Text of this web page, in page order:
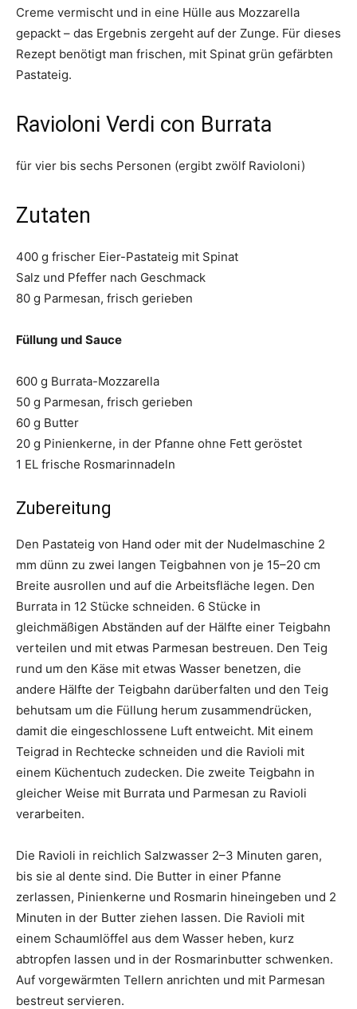
Creme vermischt und in eine Hülle aus Mozzarella
gepackt – das Ergebnis zergeht auf der Zunge. Für dieses
Rezept benötigt man frischen, mit Spinat grün gefärbten
Pastateig.
Ravioloni Verdi con Burrata
für vier bis sechs Personen (ergibt zwölf Ravioloni)
Zutaten
400 g frischer Eier-Pastateig mit Spinat
Salz und Pfeffer nach Geschmack
80 g Parmesan, frisch gerieben
Füllung und Sauce
600 g Burrata-Mozzarella
50 g Parmesan, frisch gerieben
60 g Butter
20 g Pinienkerne, in der Pfanne ohne Fett geröstet
1 EL frische Rosmarinnadeln
Zubereitung
Den Pastateig von Hand oder mit der Nudelmaschine 2
mm dünn zu zwei langen Teigbahnen von je 15–20 cm
Breite ausrollen und auf die Arbeitsfläche legen. Den
Burrata in 12 Stücke schneiden. 6 Stücke in
gleichmäßigen Abständen auf der Hälfte einer Teigbahn
verteilen und mit etwas Parmesan bestreuen. Den Teig
rund um den Käse mit etwas Wasser benetzen, die
andere Hälfte der Teigbahn darüberfalten und den Teig
behutsam um die Füllung herum zusammendrücken,
damit die eingeschlossene Luft entweicht. Mit einem
Teigrad in Rechtecke schneiden und die Ravioli mit
einem Küchentuch zudecken. Die zweite Teigbahn in
gleicher Weise mit Burrata und Parmesan zu Ravioli
verarbeiten.
Die Ravioli in reichlich Salzwasser 2–3 Minuten garen,
bis sie al dente sind. Die Butter in einer Pfanne
zerlassen, Pinienkerne und Rosmarin hineingeben und 2
Minuten in der Butter ziehen lassen. Die Ravioli mit
einem Schaumlöffel aus dem Wasser heben, kurz
abtropfen lassen und in der Rosmarinbutter schwenken.
Auf vorgewärmten Tellern anrichten und mit Parmesan
bestreut servieren.